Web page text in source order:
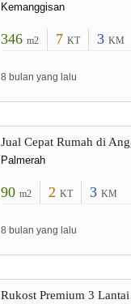
Kemanggisan
346 m2 7 KT 3 KM
8 bulan yang lalu
Jual Cepat Rumah di
Palmerah
90 m2 2 KT 3 KM
8 bulan yang lalu
Rukost Premium 3